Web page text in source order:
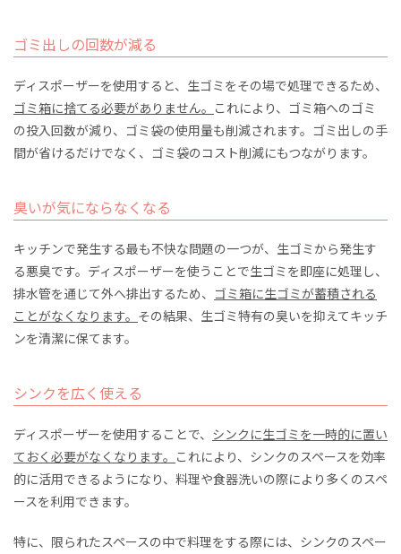
ゴミ出しの回数が減る
ディスポーザーを使用すると、生ゴミをその場で処理できるため、
ゴミ箱に捨てる必要がありません。 これにより、ゴミ箱へのゴミ
の投入回数が減り、ゴミ袋の使用量も削減されます。ゴミ出しの手
間が省けるだけでなく、ゴミ袋のコスト削減にもつながります。
臭いが気にならなくなる
キッチンで発生する最も不快な問題の一つが、生ゴミから発生す
る悪臭です。ディスポーザーを使うことで生ゴミを即座に処理し、
排水管を通じて外へ排出するため、 ゴミ箱に生ゴミが蓄積される
ことがなくなります。 その結果、生ゴミ特有の臭いを抑えてキッチ
ンを清潔に保てます。
シンクを広く使える
ディスポーザーを使用することで、 シンクに生ゴミを一時的に置い
ておく必要がなくなります。 これにより、シンクのスペースを効率
的に活用できるようになり、料理や食器洗いの際により多くのスペ
ースを利用できます。
特に、限られたスペースの中で料理をする際には、シンクのスペー